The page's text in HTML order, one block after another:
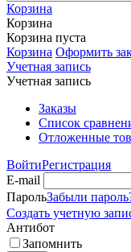
Корзина
Корзина
Корзина пуста
Корзина Оформить
Учетная запись
Учетная запись
Заказы
Список
Отложенные
ВойтиРегистрация
E-mail
ПарольЗабыли
Создать учетную
Антибот
Запомнить